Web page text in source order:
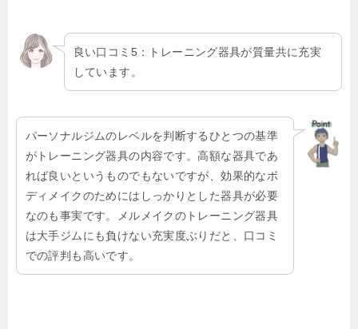
良い口コミ5：トレーニング器具が質量共に充実
しています。
パーソナルジムのレベルを判断するひとつの基準
がトレーニング器具の内容です。高額な器具であ
れば良いというものでもないですが、効果的なボ
ディメイクのためにはしっかりとした器具が必要
なのも事実です。メルメイクのトレーニング器具
は大手ジムにも負けない充実度ぶりだと、口コミ
での評判も高いです。